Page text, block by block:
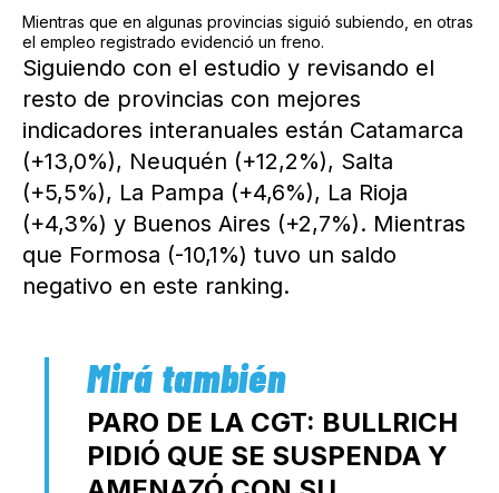
Mientras que en algunas provincias siguió subiendo, en otras
el empleo registrado evidenció un freno.
Siguiendo con el estudio y revisando el
resto de provincias con mejores
indicadores interanuales están Catamarca
(+13,0%), Neuquén (+12,2%), Salta
(+5,5%), La Pampa (+4,6%), La Rioja
(+4,3%) y Buenos Aires (+2,7%). Mientras
que Formosa (-10,1%) tuvo un saldo
negativo en este ranking.
PARO DE LA CGT: BULLRICH
PIDIÓ QUE SE SUSPENDA Y